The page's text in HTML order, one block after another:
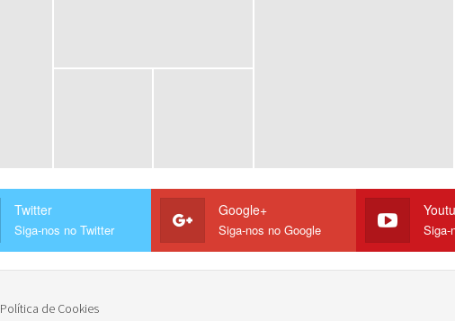
Twitter
Siga-nos no Twitter
Google+
Siga-nos no Google Siga-
Política de Cookies